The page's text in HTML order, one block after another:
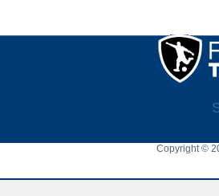
Copyright ©